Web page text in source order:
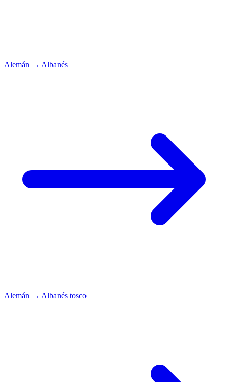
Alemán → Albanés
Alemán → Albanés tosco